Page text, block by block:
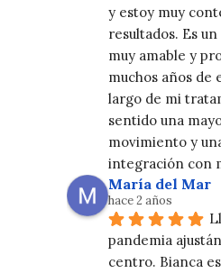
y estoy muy
resultados. Es
muy amable y
muchos años de
largo de mi
sentido una
movimiento y
integración con
María del Mar
hace 2 años
pandemia
centro. Bianca